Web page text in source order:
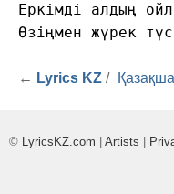
Еркімді алдың
Өзіңмен
← Lyrics KZ /
© LyricsKZ.com Artists